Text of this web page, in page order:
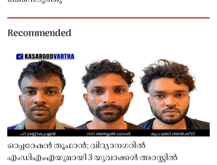
Recommended
ഓപ്പറേഷൻ തൂഫാൻ; വിദ്യാനഗറിൽ
എംഡിഎംഎയുമായി 3 യുവാക്കൾ അറസ്റ്റിൽ